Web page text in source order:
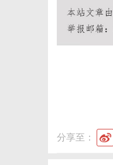
分享至：